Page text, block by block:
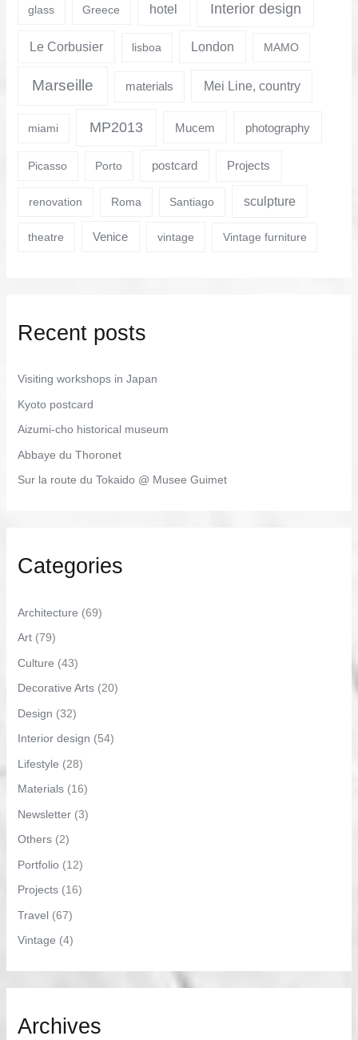
glass Greece hotel Interior design
Le Corbusier lisboa London MAMO
Marseille materials Mei Line, country
miami MP2013 Mucem photography
Picasso Porto postcard Projects
renovation Roma Santiago sculpture
theatre Venice vintage Vintage furniture
Recent posts
Visiting workshops in Japan
Kyoto postcard
Aizumi-cho historical museum
Abbaye du Thoronet
Sur la route du Tokaido @ Musee Guimet
Categories
Architecture (69)
Art(79)
Culture (43)
Decorative Arts(20)
Design (32)
Interior design (54)
Lifestyle (28)
Materials(16)
Newsletter(3)
Others(2)
Portfolio(12)
Projects(16)
Travel(67)
Vintage (4)
Archives